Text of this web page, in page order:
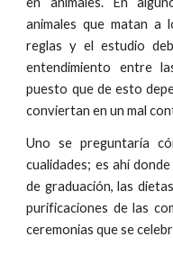
animales que matan a
reglas y el estudio
entendimiento entre
puesto que de esto
conviertan en un mal
Uno se preguntaría
cualidades; es ahí
de graduación, las
purificaciones de las
ceremonias que se